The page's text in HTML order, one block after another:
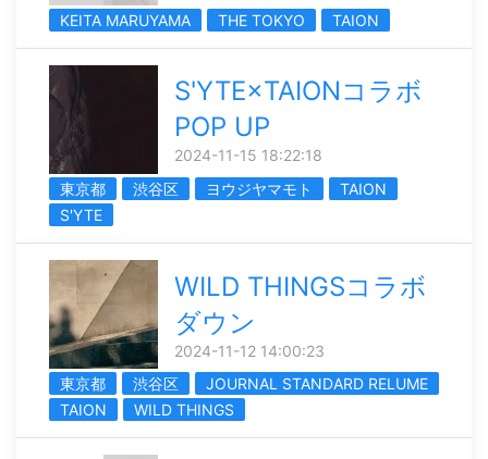
KEITA MARUYAMA
THE TOKYO TAION
S'YTE×TAIONコラボ
POP UP
2024-11-15 18:22:18
東京都
渋谷区 ヨウジヤマモト
TAION
S'YTE
WILD THINGSコラボ
ダウン
2024-11-12 14:00:23
東京都
渋谷区
JOURNAL STANDARD RELUME
TAION
WILD THINGS